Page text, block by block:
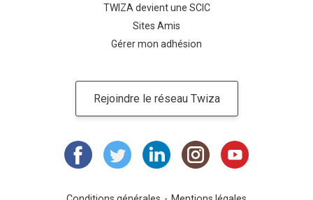
TWIZA devient une SCIC
Sites Amis
Gérer mon adhésion
Rejoindre le réseau Twiza